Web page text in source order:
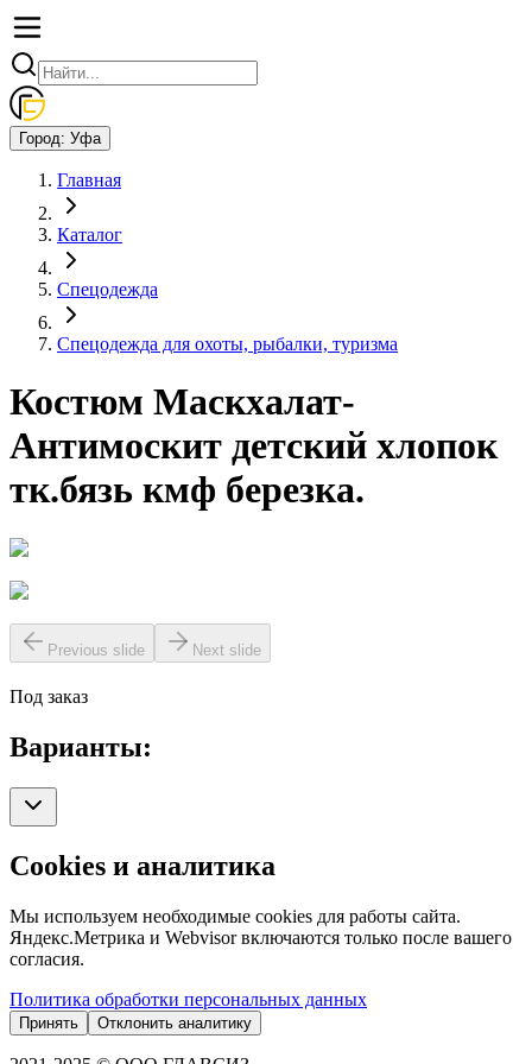
Город: Уфа
Главная
Каталог
Спецодежда
Спецодежда для охоты, рыбалки, туризма
Костюм Маскхалат-
Антимоскит детский хлопок
тк.бязь кмф березка.
Previous slide Next slide
Под заказ
Варианты:
Cookies и аналитика
Мы используем необходимые cookies для работы сайта.
Яндекс.Метрика и Webvisor включаются только после вашего
согласия.
Политика обработки персональных данных
Принять Отклонить аналитику